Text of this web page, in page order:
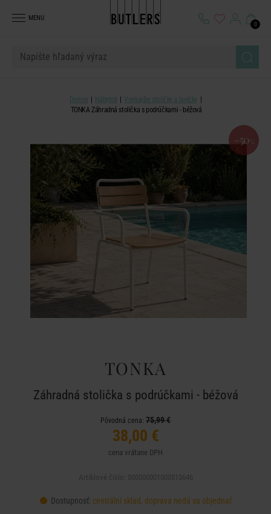
MENU
0
Domov Nábytok
Vonkajšie stoličky a lavičky
TONKA Záhradná stolička s podrúčkami - béžová
-50 %
TONKA
Záhradná stolička s podrúčkami - béžová
Pôvodná cena: 75,99 €
38,00 €
cena vrátane DPH
Dostupnosť: centrální sklad, doprava nedá sa objednať